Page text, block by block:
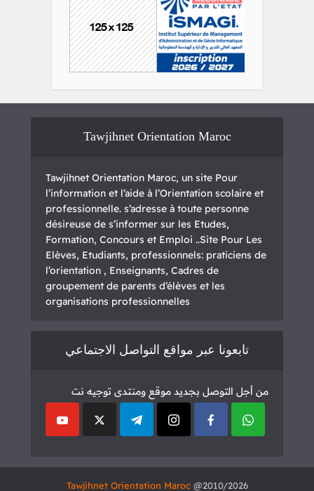
Tawjihnet Orientation Maroc
Tawjihnet Orientation Maroc, un site Pour
l’information et l’aide à l’Orientation scolaire et
professionnelle. s’adresse à toute personne
désireuse de s’informer sur les Etudes,
Formation, Concours et Emploi ..Site Pour Les
Elèves, Etudiants, professionnels: praticiens de
l’orientation , Enseignants, Cadres de
groupement de parents d’élèves et les
organisations professionnelles
تابعونا عبر مواقع التواصل الاجتماعي
من أجل التوصل بجديد موقع ومنتدى توجيه نت
2010/2026@
Tawjihnet Orientation Maroc